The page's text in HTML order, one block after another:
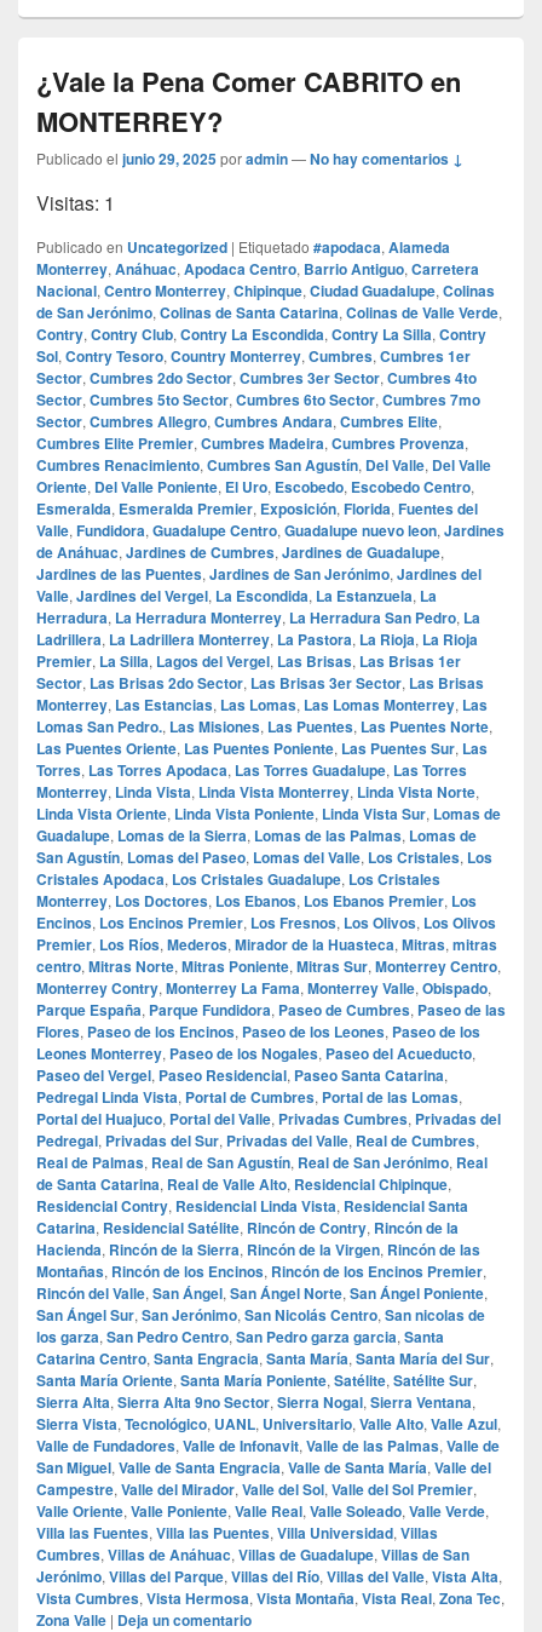
¿Vale la Pena Comer CABRITO en
MONTERREY?
Publicado el junio 29, 2025poradmin—No hay comentarios ↓
Visitas: 1
Publicado en Uncategorized | Etiquetado #apodaca, Alameda
Monterrey, Anáhuac, Apodaca Centro, Barrio Antiguo, Carretera
Nacional, Centro Monterrey, Chipinque, Ciudad Guadalupe, Colinas
de San Jerónimo, Colinas de Santa Catarina, Colinas de Valle Verde,
Contry, Contry Club, Contry La Escondida, Contry La Silla, Contry
Sol, Contry Tesoro, Country Monterrey, Cumbres, Cumbres 1er
Sector, Cumbres 2do Sector, Cumbres 3er Sector, Cumbres 4to
Sector, Cumbres 5to Sector, Cumbres 6to Sector, Cumbres 7mo
Sector, Cumbres Allegro, Cumbres Andara, Cumbres Elite,
Cumbres Elite Premier, Cumbres Madeira, Cumbres Provenza,
Cumbres Renacimiento, Cumbres San Agustín, Del Valle, Del Valle
Oriente, Del Valle Poniente, El Uro, Escobedo, Escobedo Centro,
Esmeralda, Esmeralda Premier, Exposición, Florida, Fuentes del
Valle, Fundidora, Guadalupe Centro, Guadalupe nuevo leon, Jardines
de Anáhuac, Jardines de Cumbres, Jardines de Guadalupe,
Jardines de las Puentes, Jardines de San Jerónimo, Jardines del
Valle, Jardines del Vergel, La Escondida, La Estanzuela, La
Herradura, La Herradura Monterrey, La Herradura San Pedro, La
Ladrillera, La Ladrillera Monterrey, La Pastora, La Rioja, La Rioja
Premier, La Silla, Lagos del Vergel, Las Brisas, Las Brisas 1er
Sector, Las Brisas 2do Sector, Las Brisas 3er Sector, Las Brisas
Monterrey, Las Estancias, Las Lomas, Las Lomas Monterrey, Las
Lomas San Pedro., Las Misiones, Las Puentes, Las Puentes Norte,
Las Puentes Oriente, Las Puentes Poniente, Las Puentes Sur, Las
Torres, Las Torres Apodaca, Las Torres Guadalupe, Las Torres
Monterrey, Linda Vista, Linda Vista Monterrey, Linda Vista Norte,
Linda Vista Oriente, Linda Vista Poniente, Linda Vista Sur, Lomas de
Guadalupe, Lomas de la Sierra, Lomas de las Palmas, Lomas de
San Agustín, Lomas del Paseo, Lomas del Valle, Los Cristales, Los
Cristales Apodaca, Los Cristales Guadalupe, Los Cristales
Monterrey, Los Doctores, Los Ebanos, Los Ebanos Premier, Los
Encinos, Los Encinos Premier, Los Fresnos, Los Olivos, Los Olivos
Premier, Los Ríos, Mederos, Mirador de la Huasteca, Mitras, mitras
centro, Mitras Norte, Mitras Poniente, Mitras Sur, Monterrey Centro,
Monterrey Contry, Monterrey La Fama, Monterrey Valle, Obispado,
Parque España, Parque Fundidora, Paseo de Cumbres, Paseo de las
Flores, Paseo de los Encinos, Paseo de los Leones, Paseo de los
Leones Monterrey, Paseo de los Nogales, Paseo del Acueducto,
Paseo del Vergel, Paseo Residencial, Paseo Santa Catarina,
Pedregal Linda Vista, Portal de Cumbres, Portal de las Lomas,
Portal del Huajuco, Portal del Valle, Privadas Cumbres, Privadas del
Pedregal, Privadas del Sur, Privadas del Valle, Real de Cumbres,
Real de Palmas, Real de San Agustín, Real de San Jerónimo, Real
de Santa Catarina, Real de Valle Alto, Residencial Chipinque,
Residencial Contry, Residencial Linda Vista, Residencial Santa
Catarina, Residencial Satélite, Rincón de Contry, Rincón de la
Hacienda, Rincón de la Sierra, Rincón de la Virgen, Rincón de las
Montañas, Rincón de los Encinos, Rincón de los Encinos Premier,
Rincón del Valle, San Ángel, San Ángel Norte, San Ángel Poniente,
San Ángel Sur, San Jerónimo, San Nicolás Centro, San nicolas de
los garza, San Pedro Centro, San Pedro garza garcia, Santa
Catarina Centro, Santa Engracia, Santa María, Santa María del Sur,
Santa María Oriente, Santa María Poniente, Satélite, Satélite Sur,
Sierra Alta, Sierra Alta 9no Sector, Sierra Nogal, Sierra Ventana,
Sierra Vista, Tecnológico, UANL, Universitario, Valle Alto, Valle Azul,
Valle de Fundadores, Valle de Infonavit, Valle de las Palmas, Valle de
San Miguel, Valle de Santa Engracia, Valle de Santa María, Valle del
Campestre, Valle del Mirador, Valle del Sol, Valle del Sol Premier,
Valle Oriente, Valle Poniente, Valle Real, Valle Soleado, Valle Verde,
Villa las Fuentes, Villa las Puentes, Villa Universidad, Villas
Cumbres, Villas de Anáhuac, Villas de Guadalupe, Villas de San
Jerónimo, Villas del Parque, Villas del Río, Villas del Valle, Vista Alta,
Vista Cumbres, Vista Hermosa, Vista Montaña, Vista Real, Zona Tec,
Zona Valle | Deja un comentario